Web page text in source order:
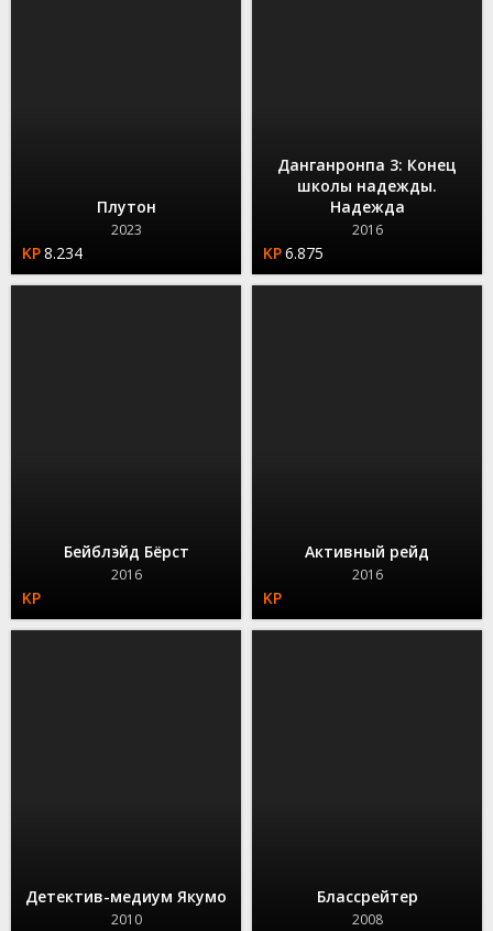
Плутон
2023
8.234
Данганронпа 3: Конец
школы надежды.
Надежда
2016
6.875
Бейблэйд Бёрст
2016
Активный рейд
2016
Детектив-медиум Якумо
2010
Блассрейтер
2008